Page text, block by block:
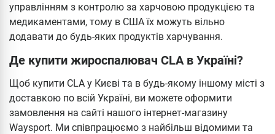
управлінням з контролю за харчовою продукцією та
медикаментами, тому в США їх можуть вільно
додавати до будь-яких продуктів харчування.
Де купити жироспалювач CLA в Україні?
Щоб купити CLA у Києві та в будь-якому іншому місті з
доставкою по всій Україні, ви можете оформити
замовлення на сайті нашого інтернет-магазину
Waysport. Ми співпрацюємо з найбільш відомими та